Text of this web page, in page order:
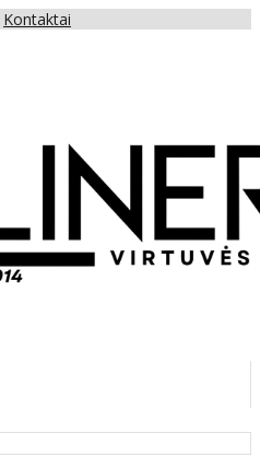
Kontaktai